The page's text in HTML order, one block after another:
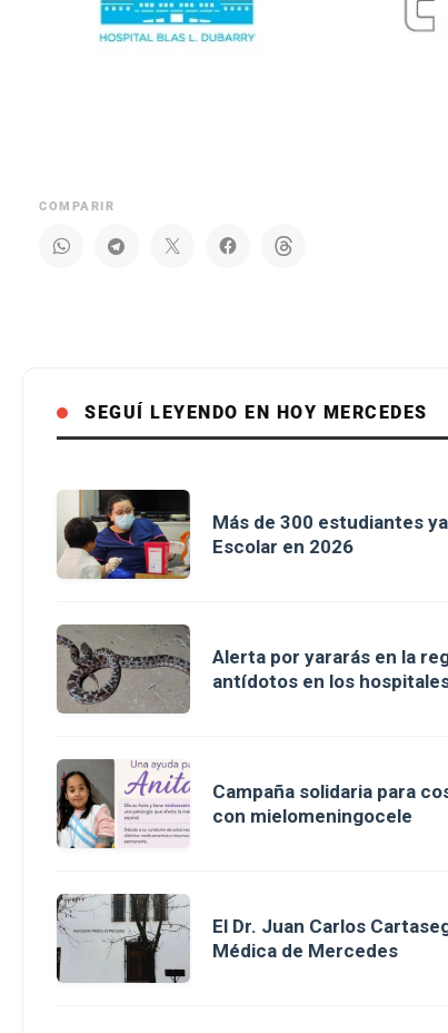
COMPARIR
SEGUÍ LEYENDO EN HOY MERCEDES
Más de 300 estudiantes
Escolar en 2026
Alerta por yararás en la
antídotos en los
Campaña solidaria para
con mielomeningocele
El Dr. Juan Carlos
Médica de Mercedes